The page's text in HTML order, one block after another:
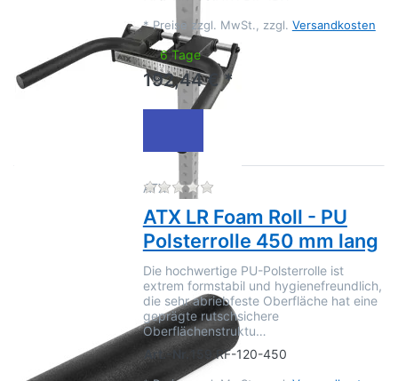
* Preise zzgl. MwSt., zzgl. Versandkosten
6 Tage
192,44 € *
ATX Zu diesem Produkt liegen
ATX LR Foam Roll - PU
Polsterrolle 450 mm lang
Die hochwertige PU-Polsterrolle ist
extrem formstabil und hygienefreundlich,
die sehr abriebfeste Oberfläche hat eine
geprägte rutschsichere
Oberflächenstruktu…
Art.-Nr.
159.RF-120-450